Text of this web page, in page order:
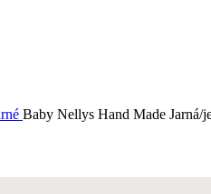
Baby Nellys Hand Made Jarná/